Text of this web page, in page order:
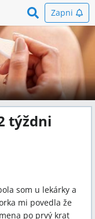
Zapni
týždni
som u lekárky a
mi povedla že
po prvý krat